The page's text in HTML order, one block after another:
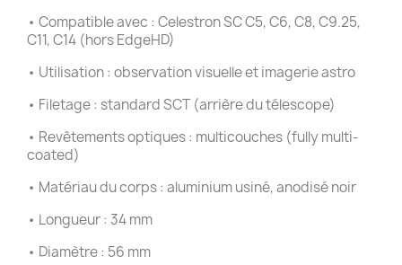
• Compatible avec : Celestron SC C5, C6, C8, C9.25,
C11, C14 (hors EdgeHD)
• Utilisation : observation visuelle et imagerie astro
• Filetage : standard SCT (arrière du télescope)
• Revêtements optiques : multicouches (fully multi-
coated)
• Matériau du corps : aluminium usiné, anodisé noir
• Longueur : 34 mm
• Diamètre : 56 mm